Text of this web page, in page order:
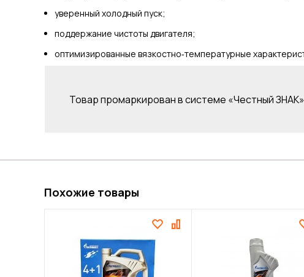
уверенный холодный пуск;
поддержание чистоты двигателя;
оптимизированные вязкостно‑температурные
Товар промаркирован в системе «Честный
Похожие товары